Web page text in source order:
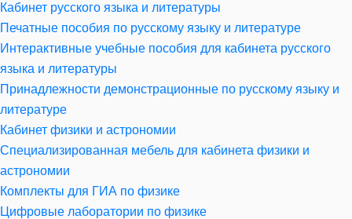
Кабинет русского языка и литературы
Печатные пособия по русскому языку и литературе
Интерактивные учебные пособия для кабинета русского
языка и литературы
Принадлежности демонстрационные по русскому языку и
литературе
Кабинет физики и астрономии
Специализированная мебель для кабинета физики и
астрономии
Комплекты для ГИА по физике
Цифровые лаборатории по физике